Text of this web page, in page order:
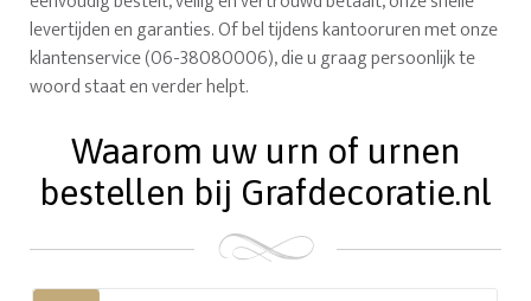
levertijden en garanties. Of bel tijdens kantooruren met onze
klantenservice (06-38080006), die u graag persoonlijk te
woord staat en verder helpt.
Waarom uw urn of urnen
bestellen bij Grafdecoratie.nl